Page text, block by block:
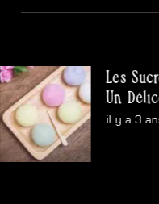
Les Sucreries
Un Délice
il y a 3 ans